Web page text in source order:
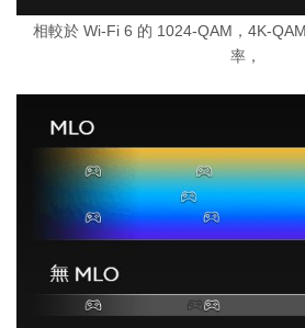
相較於 Wi-Fi 6 的 1024-QAM，4K-
率，